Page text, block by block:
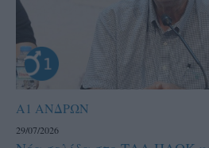
Α1 ΑΝΔΡΩΝ
29/07/2026